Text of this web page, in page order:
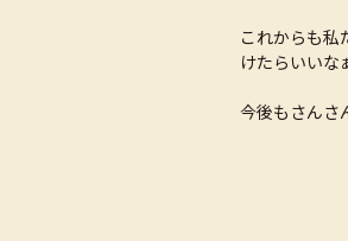
これからも私
けたらいいな
今後もさんさ